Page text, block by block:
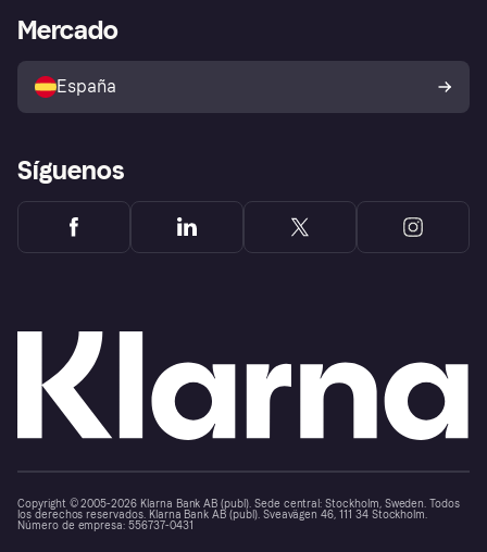
Directorio de tiendas
Política de protección al
comprador de Klarna
Reclamaciones
Acceso empresas
Mercado
España
Síguenos
Copyright © 2005-2026 Klarna Bank AB (publ). Sede central: Stockholm, Sweden. Todos
los derechos reservados. Klarna Bank AB (publ). Sveavägen 46, 111 34 Stockholm.
Número de empresa: 556737-0431